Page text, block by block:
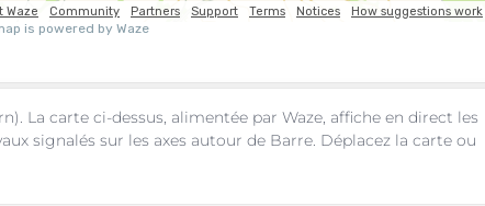
La carte ci-dessus, alimentée par Waze, affiche en direct les
signalés sur les axes autour de Barre. Déplacez la carte ou